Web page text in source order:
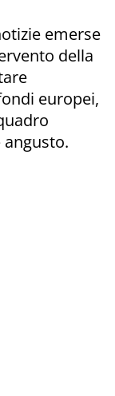
emerse
della
europei,